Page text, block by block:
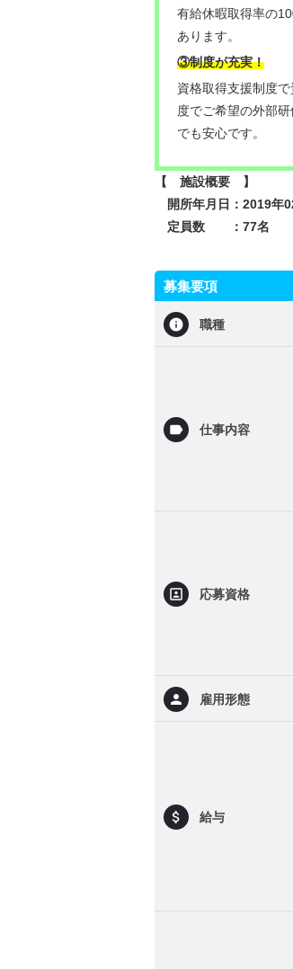
有給休暇取得率の
あります。
③制度が充実！
資格取得支援制度
度でご希望の外部
でも安心です。
【 施設概要 】
開所年月日：2019年
定員数 ：77名
募集要項
職種
仕事内容
応募資格
雇用形態
給与